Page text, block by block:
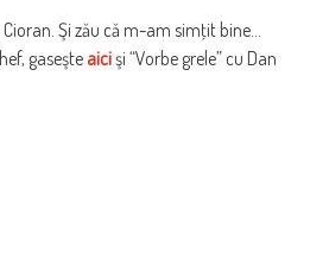
Şi zău că m-am simţit bine…
gaseşte aicişi “Vorbe grele” cu Dan